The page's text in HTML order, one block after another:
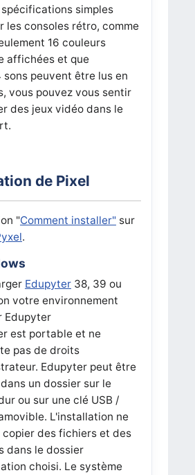
spécifications simples
les consoles rétro, comme
16 couleurs
affichées et que
sons peuvent être lus en
vous pouvez vous sentir
des jeux vidéo dans le
de Pixel
"Comment installer" sur
.
Edupyter38, 39 ou
votre environnement
Edupyter
est portable et ne
pas de droits
Edupyter peut être
un dossier sur le
ou sur une clé USB /
L'installation ne
des fichiers et des
dans le dossier
choisi. Le système